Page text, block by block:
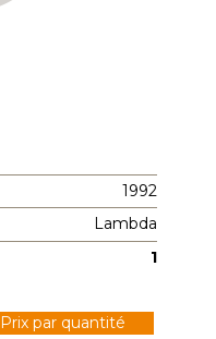
1992
Lambda
1
Prix par quantité